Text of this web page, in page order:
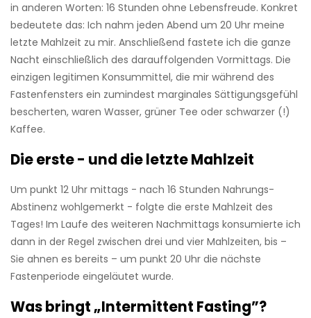
in anderen Worten: 16 Stunden ohne Lebensfreude. Konkret
bedeutete das: Ich nahm jeden Abend um 20 Uhr meine
letzte Mahlzeit zu mir. Anschließend fastete ich die ganze
Nacht einschließlich des darauffolgenden Vormittags. Die
einzigen legitimen Konsummittel, die mir während des
Fastenfensters ein zumindest marginales Sättigungsgefühl
bescherten, waren Wasser, grüner Tee oder schwarzer (!)
Kaffee.
Die erste - und die letzte Mahlzeit
Um punkt 12 Uhr mittags - nach 16 Stunden Nahrungs-
Abstinenz wohlgemerkt - folgte die erste Mahlzeit des
Tages! Im Laufe des weiteren Nachmittags konsumierte ich
dann in der Regel zwischen drei und vier Mahlzeiten, bis –
Sie ahnen es bereits – um punkt 20 Uhr die nächste
Fastenperiode eingeläutet wurde.
Was bringt „Intermittent Fasting”?